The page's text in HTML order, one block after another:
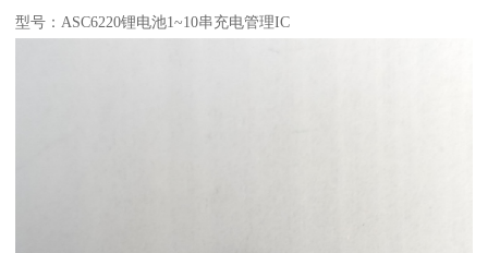
型号：ASC6220锂电池1~10串充电管理IC